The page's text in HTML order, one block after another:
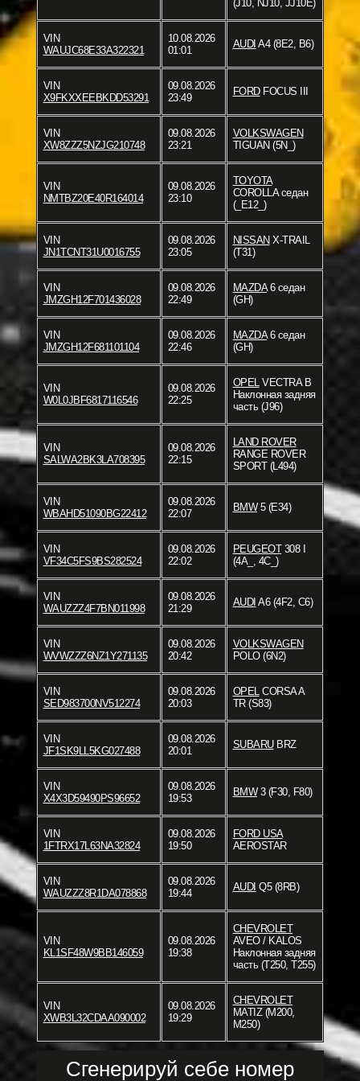
(J10, NJ10, JJ10E)
VIN
WAUJC68E33A322321
10.08.2026
01:01
AUDI A4 (8E2, B6)
VIN
X9FKXXEEBKDD53291
09.08.2026
23:49
FORDFOCUS III
VIN
XW8ZZZ5NZJG210748
09.08.2026
23:21
VOLKSWAGEN
TIGUAN (5N_)
VIN
NMTBZ20E40R164014
09.08.2026
23:10
TOYOTA
COROLLA седан
(_E12_)
VIN
JN1TCNT31U0016755
09.08.2026
23:05
NISSANX-TRAIL
(T31)
VIN
JMZGH12F701436028
09.08.2026
22:49
MAZDA6 седан
(GH)
VIN
JMZGH12F681101104
09.08.2026
22:46
MAZDA6 седан
(GH)
VIN
W0L0JBF6817116546
09.08.2026
22:25
OPEL VECTRA B
Наклонная задняя
часть (J96)
VIN
SALWA2BK3LA708395
09.08.2026
22:15
LAND ROVER
RANGE ROVER
SPORT (L494)
VIN
WBAHD51090BG22412
09.08.2026
22:07
BMW5 (E34)
VIN
VF34C5FS9BS282524
09.08.2026
22:02
PEUGEOT308 I
(4A_, 4C_)
VIN
WAUZZZ4F7BN011998
09.08.2026
21:29
AUDI A6 (4F2, C6)
VIN
WVWZZZ6NZ1Y271135
09.08.2026
20:42
VOLKSWAGEN
POLO (6N2)
VIN
SED983700NV512274
09.08.2026
20:03
OPEL CORSA A
TR (S83)
VIN
JF1SK9LL5KG027488
09.08.2026
20:01
SUBARUBRZ
VIN
X4X3D59490PS96652
09.08.2026
19:53
BMW3 (F30, F80)
VIN
1FTRX17L63NA32824
09.08.2026
19:50
FORD USA
AEROSTAR
VIN
WAUZZZ8R1DA078868
09.08.2026
19:44
AUDI Q5 (8RB)
VIN
KL1SF48W9BB146059
09.08.2026
19:38
CHEVROLET
AVEO / KALOS
Наклонная задняя
часть (T250, T255)
VIN
XWB3L32CDAA090002
09.08.2026
19:29
CHEVROLET
MATIZ (M200,
M250)
Сгенерируй себе номер